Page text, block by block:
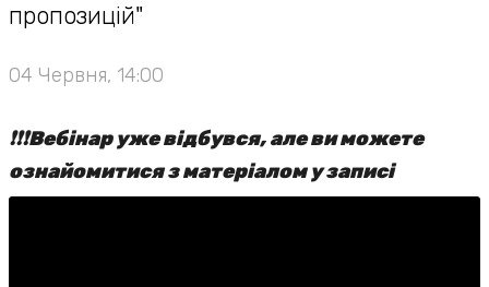
пропозицій"
04 Червня, 14:00
❗️❗️❗️Вебінар уже відбувся, але ви можете
ознайомитися з матеріалом у записі